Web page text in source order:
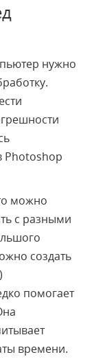
нужно
Photoshop
можно
с разными
создать
помогает
времени.